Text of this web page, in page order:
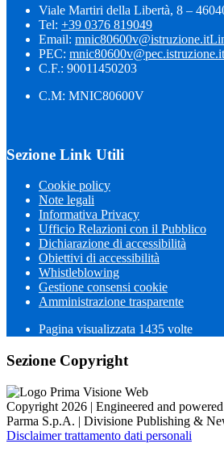
Viale Martiri della Libertà, 8 –
Tel: +39 0376 819049
Email: mnic80600v@istruzione.it
PEC: mnic80600v@pec.istruzione.it
C.F.: 90011450203
C.M: MNIC80600V
Sezione Link Utili
Cookie policy
Note legali
Informativa Privacy
Ufficio Relazioni con il Pubblico
Dichiarazione di accessibilità
Obiettivi di accessibilità
Whistleblowing
Gestione consensi cookie
Amministrazione trasparente
Pagina visualizzata 1435 volte
Sezione Copyright
Copyright 2026 | Engineered and
Parma S.p.A. | Divisione Publishing &
Disclaimer trattamento dati personali